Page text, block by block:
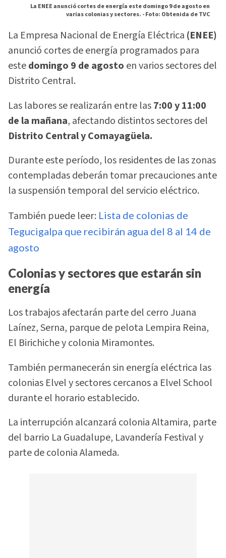
La ENEE anunció cortes de energía este domingo 9 de agosto en
varias colonias y sectores. -Foto: Obtenida de TVC
La Empresa Nacional de Energía Eléctrica (ENEE)
anunció cortes de energía programados para
estedomingo 9 de agosto en varios sectores del
Distrito Central.
Las labores se realizarán entre las7:00 y 11:00
de la mañana, afectando distintos sectores del
Distrito Central y Comayagüela.
Durante este período, los residentes de las zonas
contempladas deberán tomar precauciones ante
la suspensión temporal del servicio eléctrico.
También puede leer: Lista de colonias de
Tegucigalpa que recibirán agua del 8 al 14 de
agosto
Colonias y sectores que estarán sin
energía
Los trabajos afectarán parte del cerro Juana
Laínez, Serna, parque de pelota Lempira Reina,
El Birichiche y colonia Miramontes.
También permanecerán sin energía eléctrica las
colonias Elvel y sectores cercanos a Elvel School
durante el horario establecido.
La interrupción alcanzará colonia Altamira, parte
del barrio La Guadalupe, Lavandería Festival y
parte de colonia Alameda.